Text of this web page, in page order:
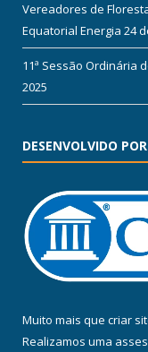
Vereadores de
Equatorial Energia 24
11ª Sessão Ordinária
2025
DESENVOLVIDO
Muito mais que criar
Realizamos uma